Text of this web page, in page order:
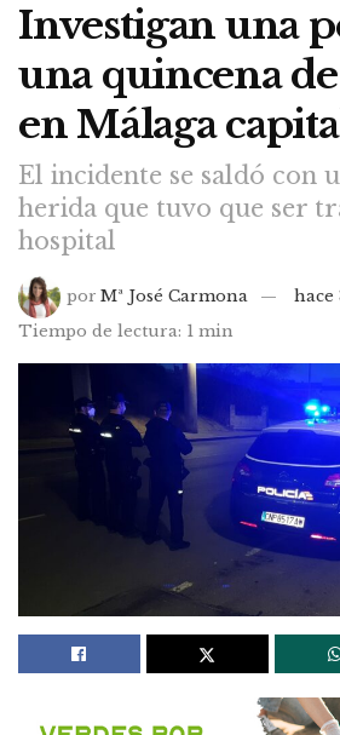
Investigan una
una quincena
en Málaga
El incidente se saldó con
herida que tuvo que ser
hospital
por Mª José Carmona
hace
Tiempo de lectura: 1 min